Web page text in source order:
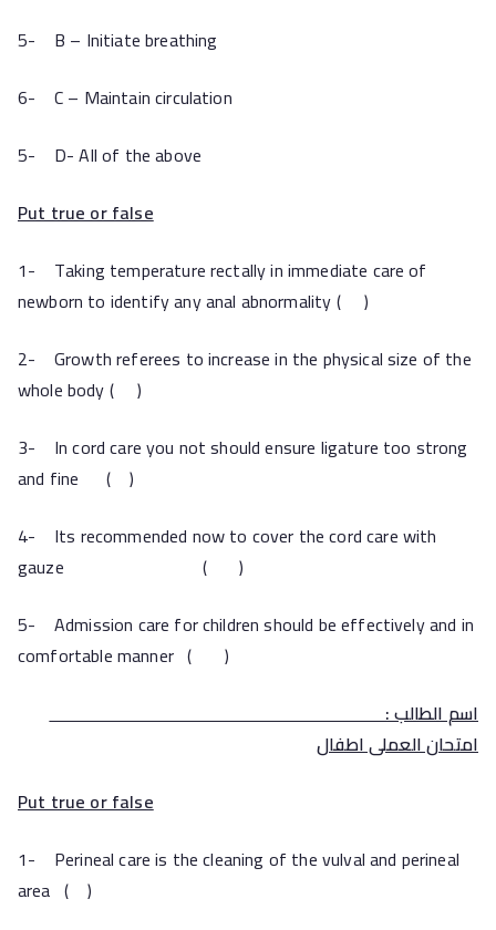
5- B – Initiate breathing
6- C – Maintain circulation
5- D- All of the above
Put true or false
1- Taking temperature rectally in immediate care of
newborn to identify any anal abnormality ( )
2- Growth referees to increase in the physical size of the
whole body ( )
3- In cord care you not should ensure ligature too strong
and fine ( )
4- Its recommended now to cover the cord care with
gauze ( )
5- Admission care for children should be effectively and in
comfortable manner ( )
اسم الطالب :
امتحان العملى اطفال
Put true or false
1- Perineal care is the cleaning of the vulval and perineal
area ( )